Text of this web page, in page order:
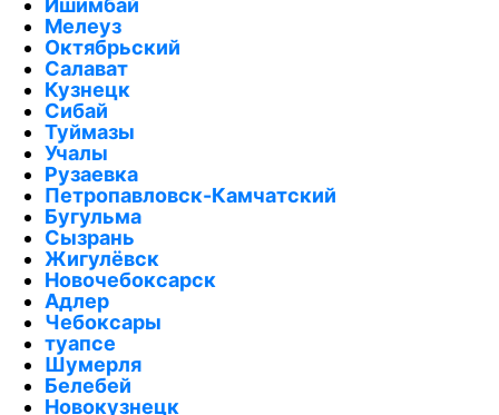
Мелеуз
Октябрьский
Салават
Кузнецк
Сибай
Туймазы
Учалы
Рузаевка
Петропавловск-Камчатский
Бугульма
Сызрань
Жигулёвск
Новочебоксарск
Адлер
Чебоксары
туапсе
Шумерля
Белебей
Новокузнецк